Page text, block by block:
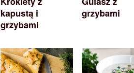
kapustą i
grzybami
grzybami